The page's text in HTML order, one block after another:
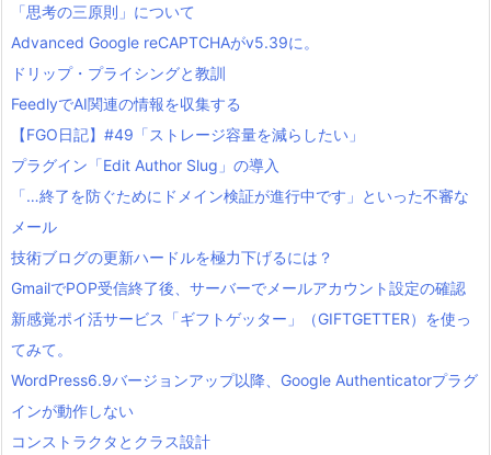
「思考の三原則」について
Advanced Google reCAPTCHAがv5.39に。
ドリップ・プライシングと教訓
FeedlyでAI関連の情報を収集する
【FGO日記】#49「ストレージ容量を減らしたい」
プラグイン「Edit Author Slug」の導入
「…終了を防ぐためにドメイン検証が進行中です」といった不審な
メール
技術ブログの更新ハードルを極力下げるには？
GmailでPOP受信終了後、サーバーでメールアカウント設定の確認
新感覚ポイ活サービス「ギフトゲッター」（GIFTGETTER）を使っ
てみて。
WordPress6.9バージョンアップ以降、Google Authenticatorプラグ
インが動作しない
コンストラクタとクラス設計